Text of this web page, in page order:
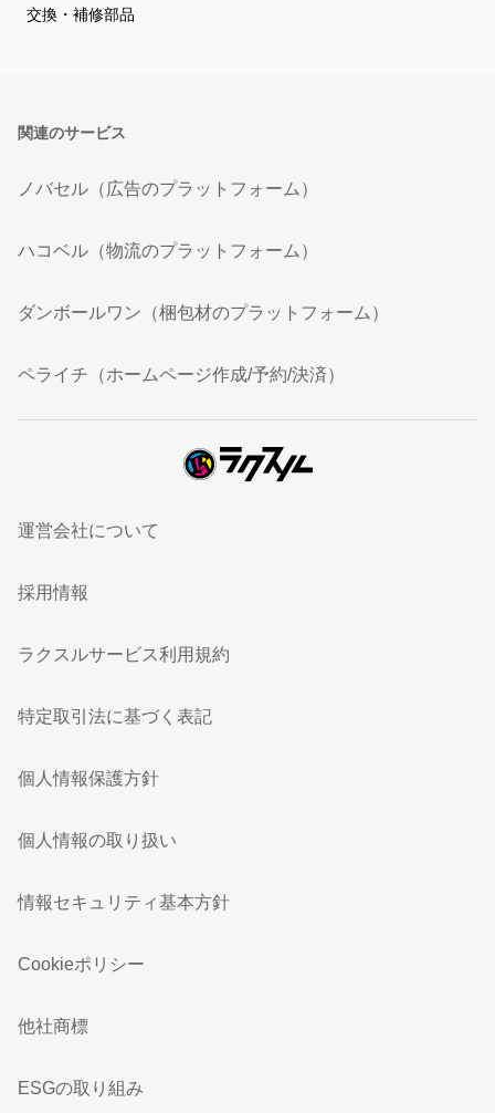
交換・補修部品
関連のサービス
ノバセル（広告のプラットフォーム）
ハコベル（物流のプラットフォーム）
ダンボールワン（梱包材のプラットフォーム）
ペライチ（ホームページ作成/予約/決済）
運営会社について
採用情報
ラクスルサービス利用規約
特定取引法に基づく表記
個人情報保護方針
個人情報の取り扱い
情報セキュリティ基本方針
Cookieポリシー
他社商標
ESGの取り組み